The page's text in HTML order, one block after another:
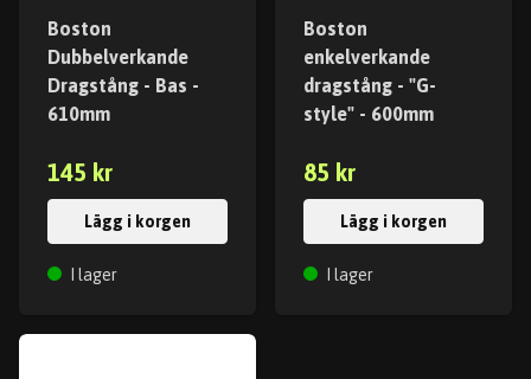
Boston
Dubbelverkande
Dragstång - Bas -
610mm
145 kr
Lägg i korgen
I lager
Boston
enkelverkande
dragstång - "G-
style" - 600mm
85 kr
Lägg i korgen
I lager